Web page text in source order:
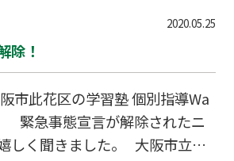
今 に集中する。 目の前のこ
皆で頑張りましょう！ 小学１
、一般の方など対象の成績アッ
期末テスト対策、実力テスト・
試、高校入試、大学入試など、
2020.05.25
除！
市此花区の学習塾 個別指導Wa
緊急事態宣言が解除されたニ
しく聞きました。 大阪市立小